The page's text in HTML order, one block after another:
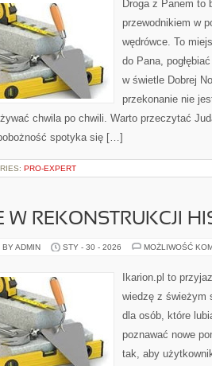
Droga z Panem to
przewodnikiem w
wędrówce. To
do Pana,
w świetle Dobrej
przekonanie nie
chwila po chwili. Warto przeczytać
spotyka się […]
PRO-EXPERT
W REKONSTRUKCJI
ADMIN STY - 30 - 2026 MOŻLIWOŚĆ
Ikarion.pl to
wiedzę z świeżym
dla osób, które
poznawać nowe
tak, aby